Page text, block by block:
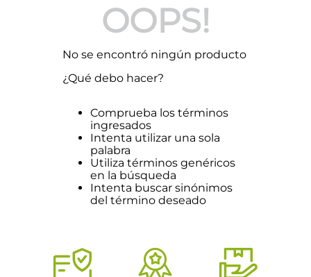
OOPS!
No se encontró ningún producto
¿Qué debo hacer?
Comprueba los términos
ingresados
Intenta utilizar una sola
palabra
Utiliza términos genéricos
en la búsqueda
Intenta buscar sinónimos
del término deseado